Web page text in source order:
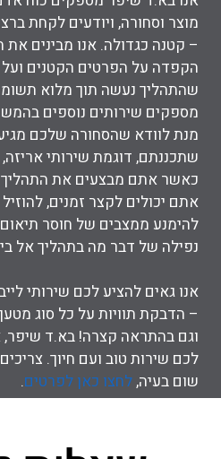
מוצר וסחורה, ויודעים לקחת
– קטנה כגדולה. אנו מבינים
הקפדה על הפרטים הקטנים
שהתהליך נעשה תוך מלוא
מספקים שירותים נוספים
מנת לוודא שהסחורה שלכם
שתכננתם, דוגמת שירותי
כאשר אתם מבצעים את התהליך
אתם יכולים לקצר זמנים,
להימנע ממצבים של חוסר תיאום
נפילה של דבר מה בתהליך אל
אנו גאים להציע לכם שירותי
– הדבקת תוויות על כל סוג
וגם בהתראה קצרה! בא.ד שיפר,
לכם שירות טוב ועם חיוך.
שום בעיה,לחצו כאן לפרטים.